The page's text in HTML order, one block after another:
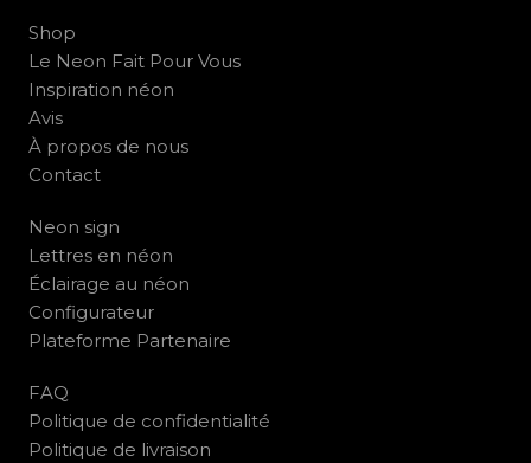
Shop
Le Neon Fait Pour Vous
Inspiration néon
Avis
À propos de nous
Contact
Neon sign
Lettres en néon
Éclairage au néon
Configurateur
Plateforme Partenaire
FAQ
Politique de confidentialité
Politique de livraison